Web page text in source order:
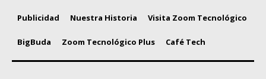
Publicidad Nuestra Historia Visita Zoom Tecnológico
BigBuda Zoom Tecnológico Plus Café Tech